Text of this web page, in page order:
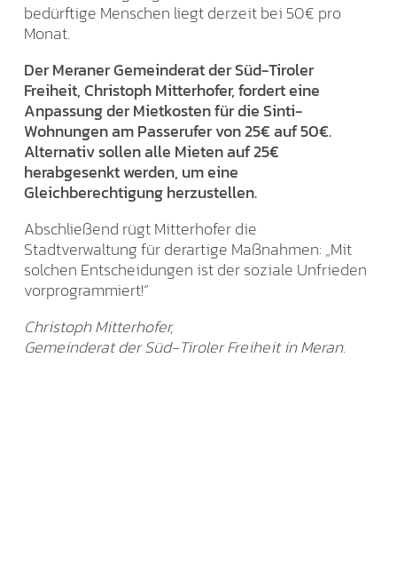
bedürftige Menschen liegt derzeit bei 50€ pro
Monat.
Der Meraner Gemeinderat der Süd-Tiroler
Freiheit, Christoph Mitterhofer, fordert eine
Anpassung der Mietkosten für die Sinti-
Wohnungen am Passerufer von 25€ auf 50€.
Alternativ sollen alle Mieten auf 25€
herabgesenkt werden, um eine
Gleichberechtigung herzustellen.
Abschließend rügt Mitterhofer die
Stadtverwaltung für derartige Maßnahmen: „Mit
solchen Entscheidungen ist der soziale Unfrieden
vorprogrammiert!“
Christoph Mitterhofer,
Gemeinderat der Süd-Tiroler Freiheit in Meran.